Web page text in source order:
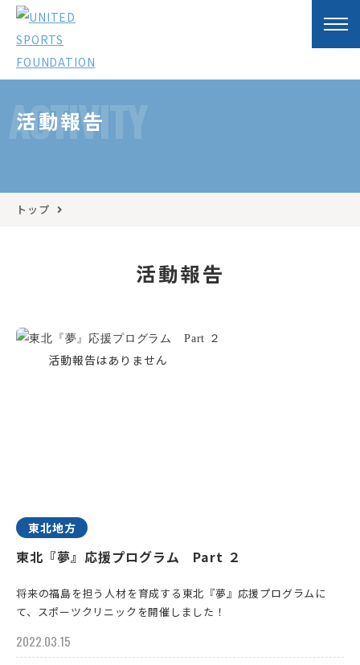
ACTIVITY
活動報告
トップ
活動報告
東北地方
東北『夢』応援プログラム Part ２
将来の福島を担う人材を育成する東北『夢』応援プログラムに
て、スポーツクリニックを開催しました！
2022.03.15